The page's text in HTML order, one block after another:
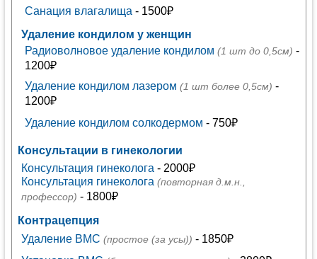
Санация влагалища - 1500₽
Удаление кондилом у женщин
Радиоволновое удаление кондилом (1 шт до 0,5см) -
1200₽
Удаление кондилом лазером (1 шт более 0,5см) -
1200₽
Удаление кондилом солкодермом - 750₽
Консультации в гинекологии
Консультация гинеколога - 2000₽
Консультация гинеколога (повторная д.м.н.,
профессор) - 1800₽
Контрацепция
Удаление ВМС (простое (за усы)) - 1850₽